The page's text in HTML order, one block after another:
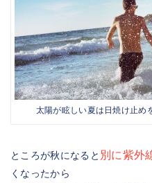
太陽が眩しい夏は日焼け止め
ところが秋になると 別に紫外
くなったから